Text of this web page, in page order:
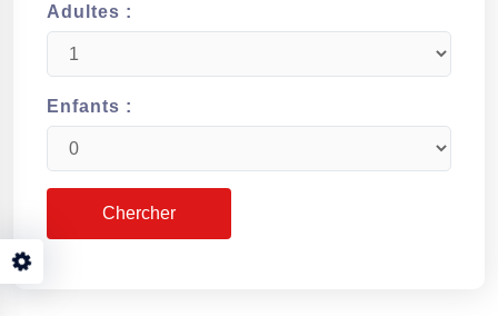
Adultes :
Enfants :